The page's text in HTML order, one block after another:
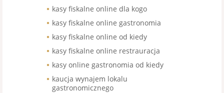
kasy fiskalne online dla kogo
kasy fiskalne online gastronomia
kasy fiskalne online od kiedy
kasy fiskalne online restrauracja
kasy online gastronomia od kiedy
kaucja wynajem lokalu
gastronomicznego